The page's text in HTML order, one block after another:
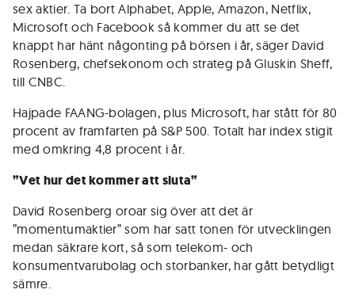
sex aktier. Ta bort Alphabet, Apple, Amazon, Netflix,
Microsoft och Facebook så kommer du att se det
knappt har hänt någonting på börsen i år, säger David
Rosenberg, chefsekonom och strateg på Gluskin Sheff,
till CNBC.
Hajpade FAANG-bolagen, plus Microsoft, har stått för 80
procent av framfarten på S&P 500. Totalt har index stigit
med omkring 4,8 procent i år.
”Vet hur det kommer att sluta”
David Rosenberg oroar sig över att det är
”momentumaktier” som har satt tonen för utvecklingen
medan säkrare kort, så som telekom- och
konsumentvarubolag och storbanker, har gått betydligt
sämre.